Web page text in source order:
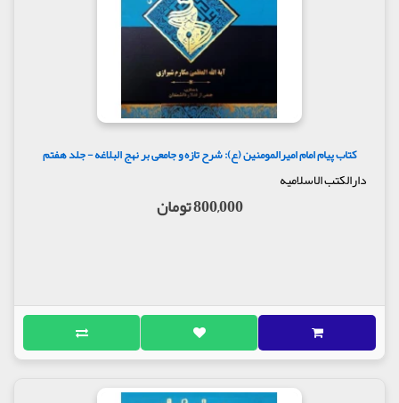
کتاب پیام امام امیرالمومنین (ع): شرح تازه و جامعی بر نهج البلاغه - جلد هفتم
دارالکتب الاسلامیه
800,000 تومان